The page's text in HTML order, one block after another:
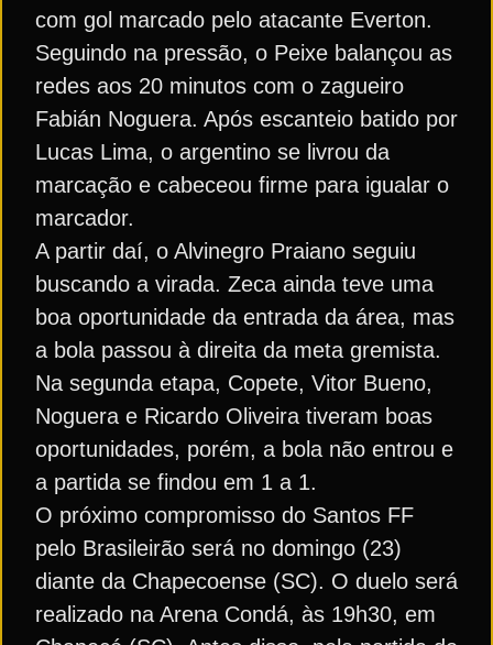
com gol marcado pelo atacante Everton.
Seguindo na pressão, o Peixe balançou as
redes aos 20 minutos com o zagueiro
Fabián Noguera. Após escanteio batido por
Lucas Lima, o argentino se livrou da
marcação e cabeceou firme para igualar o
marcador.
A partir daí, o Alvinegro Praiano seguiu
buscando a virada. Zeca ainda teve uma
boa oportunidade da entrada da área, mas
a bola passou à direita da meta gremista.
Na segunda etapa, Copete, Vitor Bueno,
Noguera e Ricardo Oliveira tiveram boas
oportunidades, porém, a bola não entrou e
a partida se findou em 1 a 1.
O próximo compromisso do Santos FF
pelo Brasileirão será no domingo (23)
diante da Chapecoense (SC). O duelo será
realizado na Arena Condá, às 19h30, em